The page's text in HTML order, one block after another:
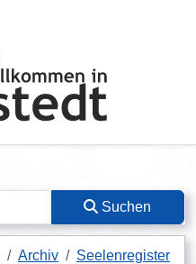
Suchen
Archiv
Seelenregister